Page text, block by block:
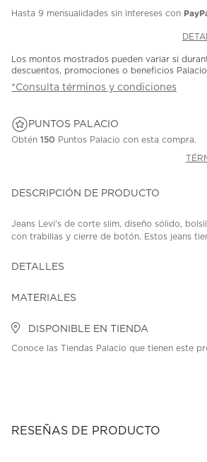
Hasta 9 mensualidades sin intereses con
Los montos mostrados pueden variar si
descuentos, promociones o beneficios Palacio
*Consulta términos y condiciones
PUNTOS PALACIO
Obtén 150 Puntos Palacio con esta compra.
DESCRIPCIÓN DE PRODUCTO
Jeans Levi's de corte slim, diseño sólido,
con trabillas y cierre de botón. Estos jeans
DETALLES
MATERIALES
DISPONIBLE EN TIENDA
Conoce las Tiendas Palacio que tienen este
RESEÑAS DE PRODUCTO